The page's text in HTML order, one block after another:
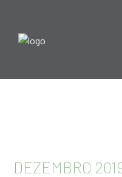
DEZEMBRO